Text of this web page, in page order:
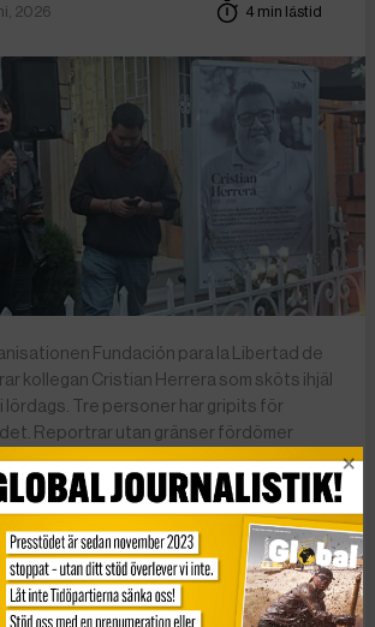
2026 4 min lästid
Fundación para la Libertad de
kollegan Cristian Herrera som sköts ihjäl
lördags. Tre personer har gripits för
Reportrar utan gränser fördömer
att både utförare och beställare av
och ställs inför rätta. Foto: Fundación
Prensa